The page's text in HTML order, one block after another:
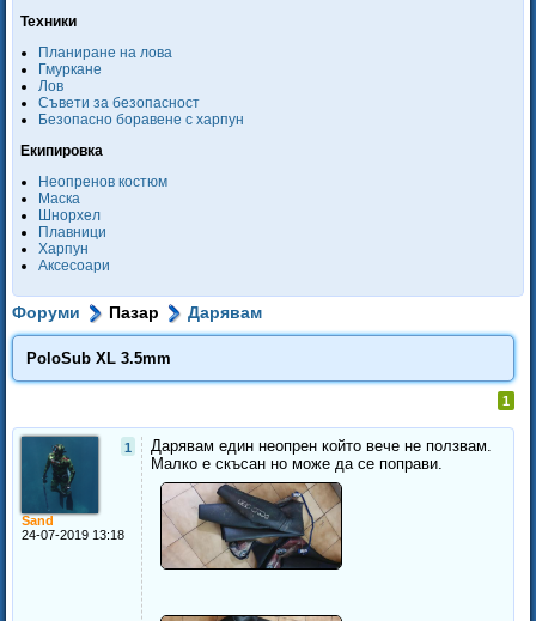
Техники
Планиране на лова
Гмуркане
Лов
Съвети за безопасност
Безопасно боравене с харпун
Екипировка
Неопренов костюм
Маска
Шнорхел
Плавници
Харпун
Аксесоари
Форуми Пазар Дарявам
PoloSub XL 3.5mm
1
1
Sand
24-07-2019 13:18
Дарявам един неoпрен който вече не ползвам.
Малко е скъсан но може да се поправи.